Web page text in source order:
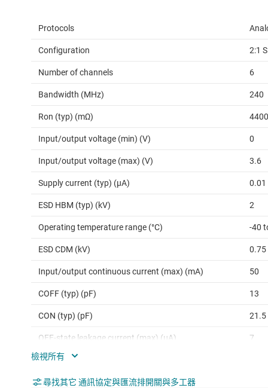
Protocols
Configuration 2:1
Number of channels 6
Bandwidth (MHz) 240
Ron (typ) (mΩ) 4400
Input/output voltage (min) (V) 0
Input/output voltage (max) (V) 3.6
Supply current (typ) (µA) 0.01
ESD HBM (typ) (kV) 2
Operating temperature range (°C) -40
ESD CDM (kV) 0.75
Input/output continuous current (max) (mA) 50
COFF (typ) (pF) 13
CON (typ) (pF) 21.5
OFF-state leakage current (max) (µA) 7
Ron (max) (mΩ)
VIH (min) (V)
尋找其它 通訊協定與匯流排開關與多工器